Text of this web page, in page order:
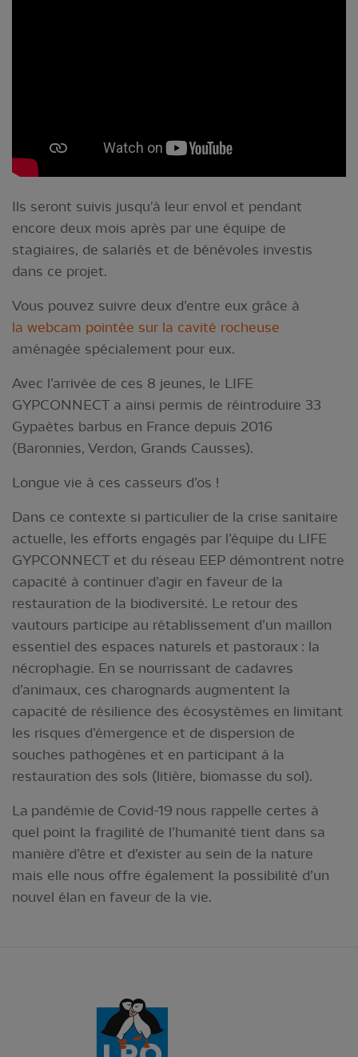
Ils seront suivis jusqu'à leur envol et pendant
encore deux mois après par une équipe de
stagiaires, de salariés et de bénévoles investis
dans ce projet.
Vous pouvez suivre deux d’entre eux grâce à
la webcam pointée sur la cavité rocheuse
aménagée spécialement pour eux.
Avec l’arrivée de ces 8 jeunes, le LIFE
GYPCONNECT a ainsi permis de réintroduire 33
Gypaètes barbus en France depuis 2016
(Baronnies, Verdon, Grands Causses).
Longue vie à ces casseurs d’os !
Dans ce contexte si particulier de la crise sanitaire
actuelle, les efforts engagés par l’équipe du LIFE
GYPCONNECT et du réseau EEP démontrent notre
capacité à continuer d’agir en faveur de la
restauration de la biodiversité. Le retour des
vautours participe au rétablissement d’un maillon
essentiel des espaces naturels et pastoraux : la
nécrophagie. En se nourrissant de cadavres
d’animaux, ces charognards augmentent la
capacité de résilience des écosystèmes en limitant
les risques d’émergence et de dispersion de
souches pathogènes et en participant à la
restauration des sols (litière, biomasse du sol).
La pandémie de Covid-19 nous rappelle certes à
quel point la fragilité de l’humanité tient dans sa
manière d’être et d’exister au sein de la nature
mais elle nous offre également la possibilité d’un
nouvel élan en faveur de la vie.